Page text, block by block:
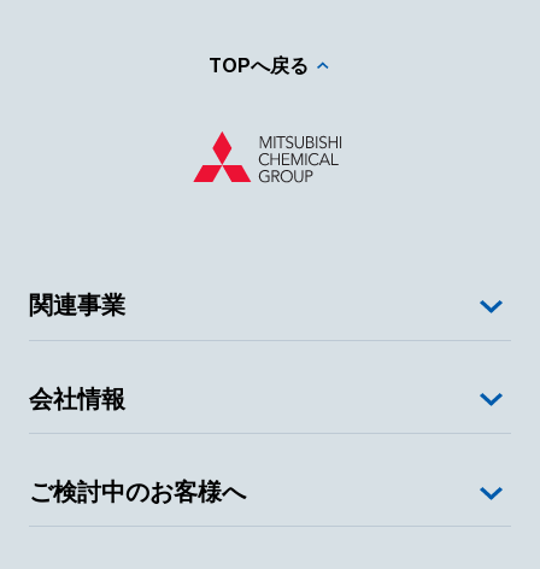
TOPへ戻る
関連事業
会社情報
ご検討中のお客様へ